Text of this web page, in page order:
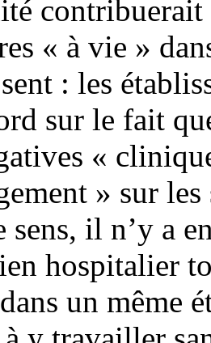
contribuerait
« à vie »
: les
sur le fait
«
» sur
sens, il n’y a
hospitalier
un même